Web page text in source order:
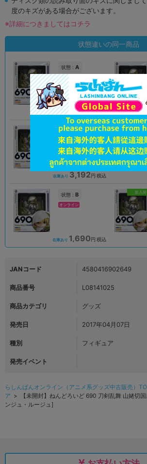
度のキズがある場合がございます。
※詳細につきましてはコチラ
状態違いの同一商品
状態 : A
オンライン
品切状態 2,190円 税込
状態 :B
横浜店
在庫あり 3,192円 税込
状態 : B
オンライン
在庫あり 1,690円 税込
新入荷
JANコード 4580416902649
商品番号 L08141025
商品カテゴリ グッズ
発売日 2017年04月07日
種別 フィギュア
発売イベント
らしんばんオンライン（アニメ系グッズ中古販売）
ア > 【未開封】ねんどろいど 690 刀剣乱舞 山姥切
ンジュ・ルージュ]